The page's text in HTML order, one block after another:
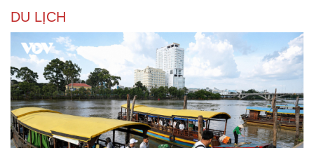
DU LỊCH